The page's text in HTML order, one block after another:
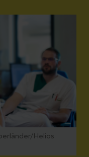
Helios